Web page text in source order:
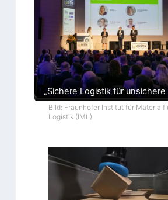
„Sichere Logistik für unsichere
Bild: Fraunhofer Institut für
Logistik (IML)